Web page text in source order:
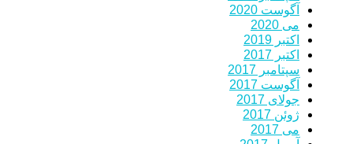
آگوست 2020
می 2020
اکتبر 2019
اکتبر 2017
سپتامبر 2017
آگوست 2017
جولای 2017
ژوئن 2017
می 2017